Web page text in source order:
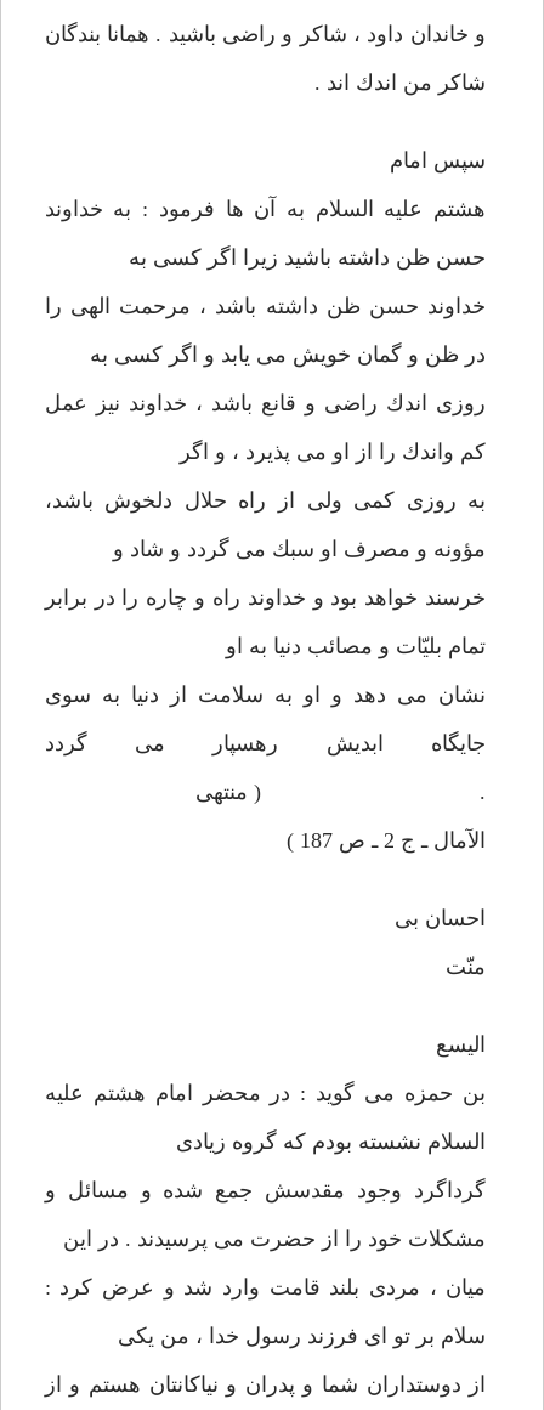
و خاندان داود ، شاكر و راضی باشيد . همانا بندگان
شاكر من اندك اند .
سپس امام
هشتم عليه السلام به آن ها فرمود : به خداوند
حسن ظن داشته باشيد زيرا اگر كسی به
خداوند حسن ظن داشته باشد ، مرحمت الهی را
در ظن و گمان خويش می يابد و اگر كسی به
روزی اندك راضی و قانع باشد ، خداوند نيز عمل
كم واندك را از او می پذيرد ، و اگر
به روزی كمی ولی از راه حلال دلخوش باشد،
مؤونه و مصرف او سبك می گردد و شاد و
خرسند خواهد بود و خداوند راه و چاره را در برابر
تمام بليّات و مصائب دنيا به او
نشان می دهد و او به سلامت از دنيا به سوی
جايگاه ابديش رهسپار می گردد
. ( منتهی
الآمال ـ ج 2 ـ ص 187 )
احسان بی
منّت
اليسع
بن حمزه می گويد : در محضر امام هشتم عليه
السلام نشسته بودم كه گروه زيادی
گرداگرد وجود مقدسش جمع شده و مسائل و
مشكلات خود را از حضرت می پرسيدند . در اين
ميان ، مردی بلند قامت وارد شد و عرض كرد :
سلام بر تو ای فرزند رسول خدا ، من يكی
از دوستداران شما و پدران و نياكانتان هستم و از